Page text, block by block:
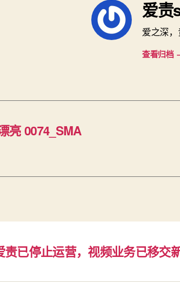
爱责
爱之深
查看归档
亮 0074_SMA
已停止运营，视频业务已移交